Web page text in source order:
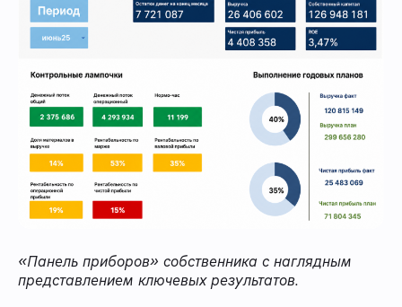
«Панель приборов» собственника с наглядным
представлением ключевых результатов.